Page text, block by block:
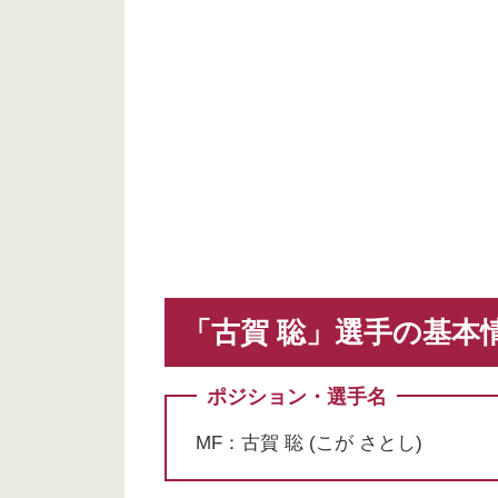
「古賀 聡」選手の基本
ポジション・選手名
MF：古賀 聡 (こが さとし)